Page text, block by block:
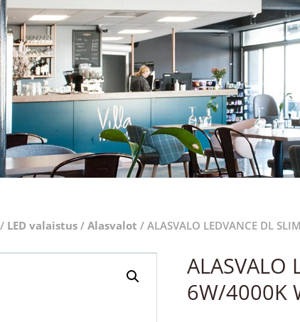
/ LED valaistus/ Alasvalot / ALASVALO LEDVANCE DL
ALASVALO
6W/4000K